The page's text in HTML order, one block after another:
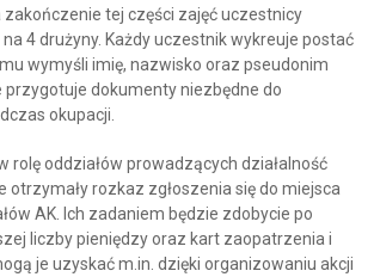
tej części zajęć uczestnicy
4 drużyny. Każdy uczestnik wykreuje postać
wymyśli imię, nazwisko oraz pseudonim
przygotuje dokumenty niezbędne do
okupacji.
rolę oddziałów prowadzących działalność
otrzymały rozkaz zgłoszenia się do miejsca
AK. Ich zadaniem będzie zdobycie po
liczby pieniędzy oraz kart zaopatrzenia i
je uzyskać m.in. dzięki organizowaniu akcji